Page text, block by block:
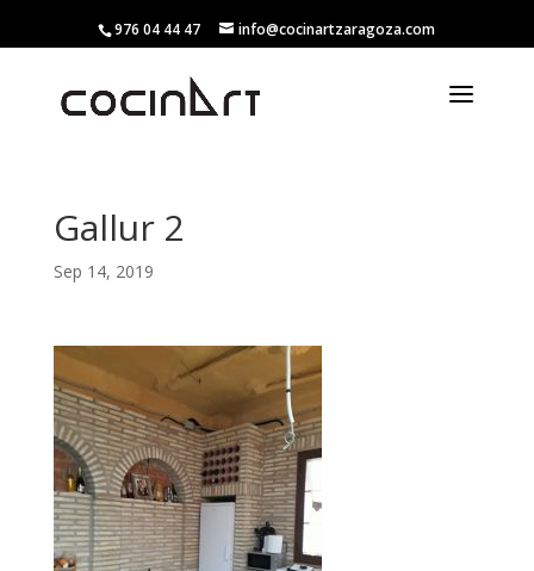
976 04 44 47 info@cocinartzaragoza.com
Gallur 2
Sep 14, 2019